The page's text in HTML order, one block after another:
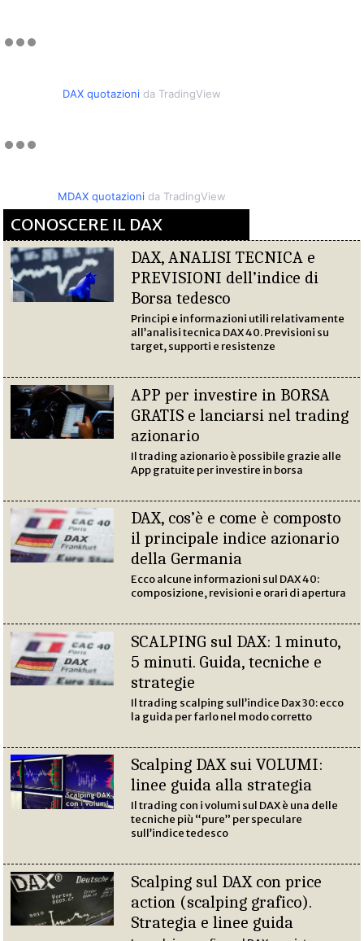
DAX quotazionida TradingView
MDAX quotazionida TradingView
CONOSCERE IL DAX
DAX, ANALISI TECNICA e
PREVISIONI dell’indice di
Borsa tedesco
Principi e informazioni utili relativamente
all’analisi tecnica DAX 40. Previsioni su
target, supporti e resistenze
APP per investire in BORSA
GRATIS e lanciarsi nel trading
azionario
Il trading azionario è possibile grazie alle
App gratuite per investire in borsa
DAX, cos’è e come è composto
il principale indice azionario
della Germania
Ecco alcune informazioni sul DAX 40:
composizione, revisioni e orari di apertura
SCALPING sul DAX: 1 minuto,
5 minuti. Guida, tecniche e
strategie
Il trading scalping sull’indice Dax 30: ecco
la guida per farlo nel modo corretto
Scalping DAX sui VOLUMI:
linee guida alla strategia
Il trading con i volumi sul DAX è una delle
tecniche più “pure” per speculare
sull’indice tedesco
Scalping sul DAX con price
action (scalping grafico).
Strategia e linee guida